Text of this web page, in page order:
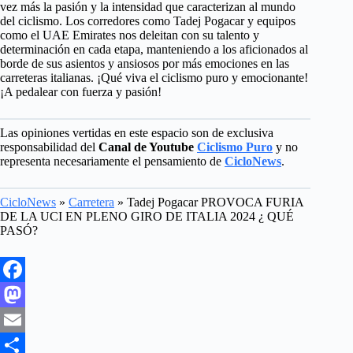
vez más la pasión y la intensidad que caracterizan al mundo
del ciclismo. Los corredores como Tadej Pogacar y equipos
como el UAE Emirates nos deleitan con su talento y
determinación en cada etapa, manteniendo a los aficionados al
borde de sus asientos y ansiosos por más emociones en las
carreteras italianas. ¡Qué viva el ciclismo puro y emocionante!
¡A pedalear con fuerza y pasión!
Las opiniones vertidas en este espacio son de exclusiva
responsabilidad del Canal de Youtube Ciclismo Puro y no
representa necesariamente el pensamiento de CicloNews.
CicloNews » Carretera » Tadej Pogacar PROVOCA FURIA
DE LA UCI EN PLENO GIRO DE ITALIA 2024 ¿ QUÉ
PASÓ?
F
a
c
M
aE